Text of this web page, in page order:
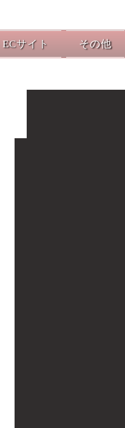
ECサイト その他